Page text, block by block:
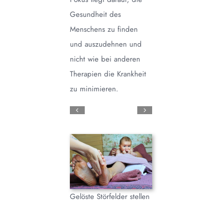
Gesundheit des
Menschens zu finden
und auszudehnen und
nicht wie bei anderen
Therapien die Krankheit
zu minimieren.
Gelöste Störfelder stellen